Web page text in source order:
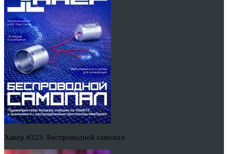
Хакер #323. Беспроводной самопал